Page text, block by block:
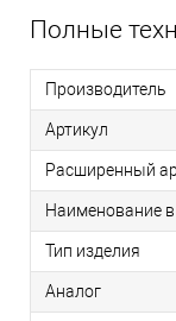
Полные
Производитель
Артикул
Расширенный
Наименование в
Тип изделия
Аналог